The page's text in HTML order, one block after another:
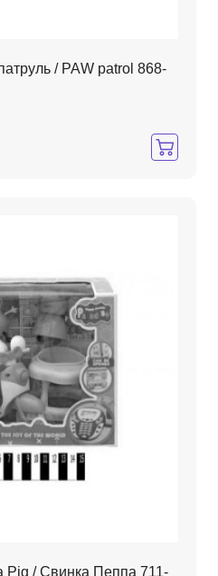
/ РАW patrol 868-
Pig / Свинка Пеппа 711-